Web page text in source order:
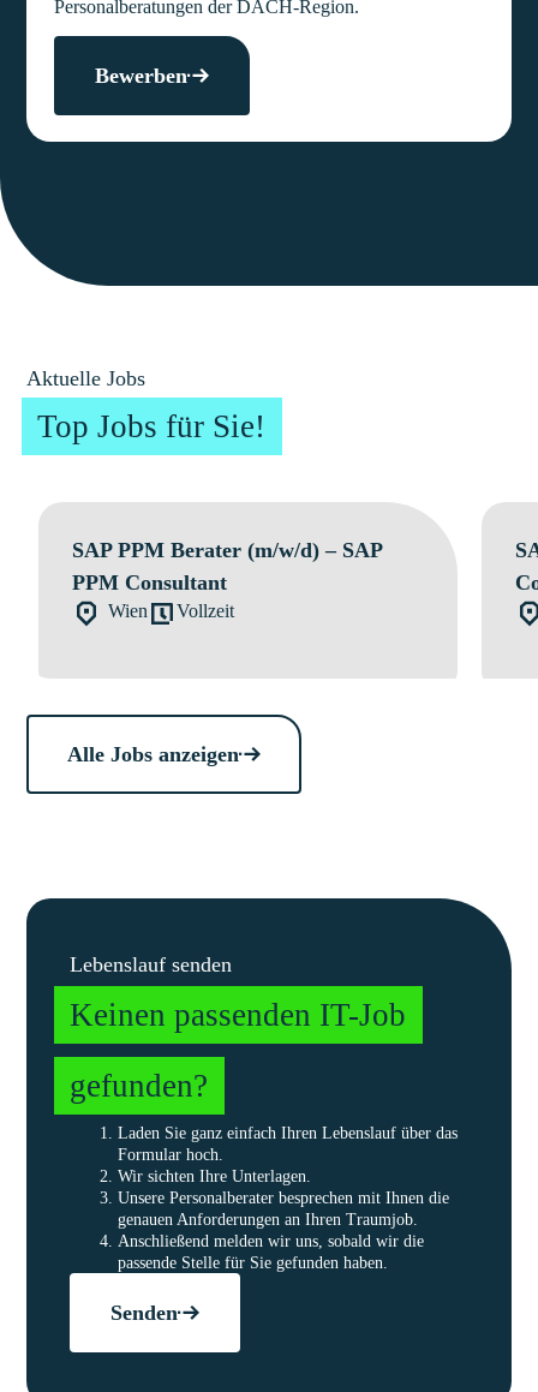
Personalberatungen der DACH-Region.
Bewerben
Aktuelle Jobs
Top Jobs für Sie!
SAP PPM Berater (m/w/d) – SAP
PPM Consultant
Wien Vollzeit
Alle Jobs anzeigen
Lebenslauf senden
Keinen passenden IT-Job
gefunden?
Laden Sie ganz einfach Ihren Lebenslauf über das
Formular hoch.
Wir sichten Ihre Unterlagen.
Unsere Personalberater besprechen mit Ihnen die
genauen Anforderungen an Ihren Traumjob.
Anschließend melden wir uns, sobald wir die
passende Stelle für Sie gefunden haben.
Senden